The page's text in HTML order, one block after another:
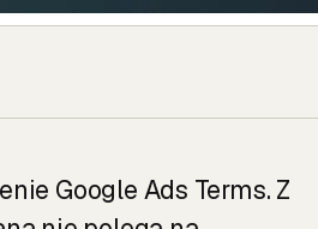
Google Ads Terms. Z